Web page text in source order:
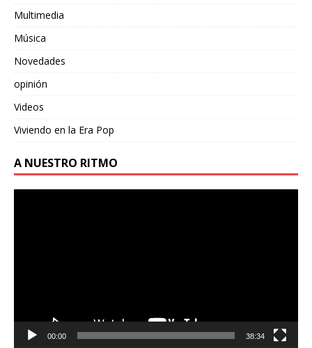
Multimedia
Música
Novedades
opinión
Videos
Viviendo en la Era Pop
A NUESTRO RITMO
00:00 38:34